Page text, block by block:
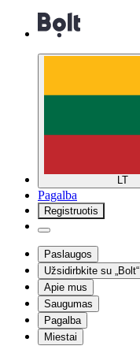
LT
Pagalba
Registruotis
Paslaugos
Užsidirbkite su „Bolt“
Apie mus
Saugumas
Pagalba
Miestai